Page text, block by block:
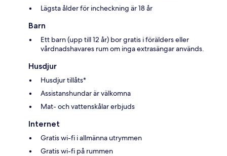
Lägsta ålder för incheckning är 18 år
Barn
Ett barn (upp till 12 år) bor gratis i förälders eller
vårdnadshavares rum om inga extrasängar används.
Husdjur
Husdjur tillåts*
Assistanshundar är välkomna
Mat- och vattenskålar erbjuds
Internet
Gratis wi-fi i allmänna utrymmen
Gratis wi-fi på rummen